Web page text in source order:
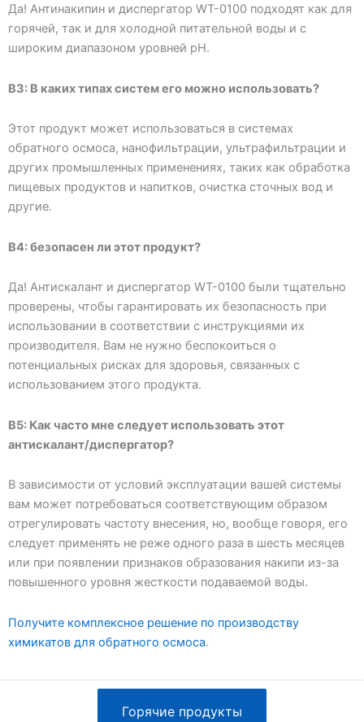
Да! Антинакипин и диспергатор WT-0100 подходят как для
горячей, так и для холодной питательной воды и с
широким диапазоном уровней pH.
В3: В каких типах систем его можно использовать?
Этот продукт может использоваться в системах
обратного осмоса, нанофильтрации, ультрафильтрации и
других промышленных применениях, таких как обработка
пищевых продуктов и напитков, очистка сточных вод и
другие.
В4: безопасен ли этот продукт?
Да! Антискалант и диспергатор WT-0100 были тщательно
проверены, чтобы гарантировать их безопасность при
использовании в соответствии с инструкциями их
производителя. Вам не нужно беспокоиться о
потенциальных рисках для здоровья, связанных с
использованием этого продукта.
В5: Как часто мне следует использовать этот
антискалант/диспергатор?
В зависимости от условий эксплуатации вашей системы
вам может потребоваться соответствующим образом
отрегулировать частоту внесения, но, вообще говоря, его
следует применять не реже одного раза в шесть месяцев
или при появлении признаков образования накипи из-за
повышенного уровня жесткости подаваемой воды.
Получите комплексное решение по производству
химикатов для обратного осмоса.
Горячие продукты